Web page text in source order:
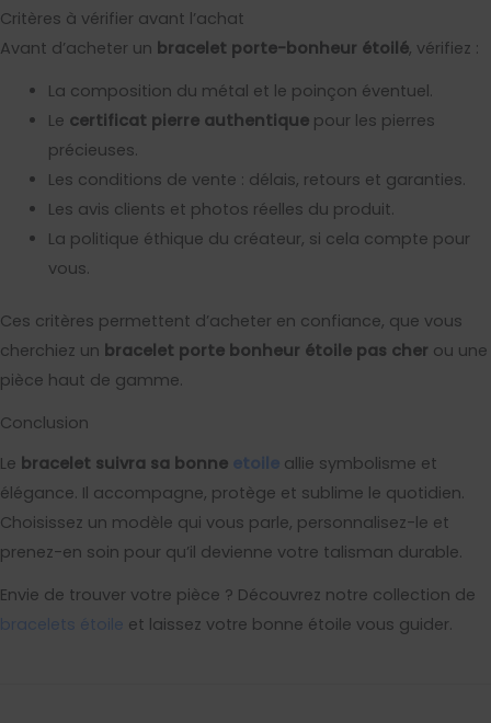
Critères à vérifier avant l’achat
Avant d’acheter un bracelet porte-bonheur étoilé, vérifiez :
La composition du métal et le poinçon éventuel.
Le certificat pierre authentiquepour les pierres
précieuses.
Les conditions de vente : délais, retours et garanties.
Les avis clients et photos réelles du produit.
La politique éthique du créateur, si cela compte pour
vous.
Ces critères permettent d’acheter en confiance, que vous
cherchiez un bracelet porte bonheur étoile pas cher ou une
pièce haut de gamme.
Conclusion
Le bracelet suivra sa bonne etoile allie symbolisme et
élégance. Il accompagne, protège et sublime le quotidien.
Choisissez un modèle qui vous parle, personnalisez-le et
prenez-en soin pour qu’il devienne votre talisman durable.
Envie de trouver votre pièce ? Découvrez notre collection de
bracelets étoile et laissez votre bonne étoile vous guider.